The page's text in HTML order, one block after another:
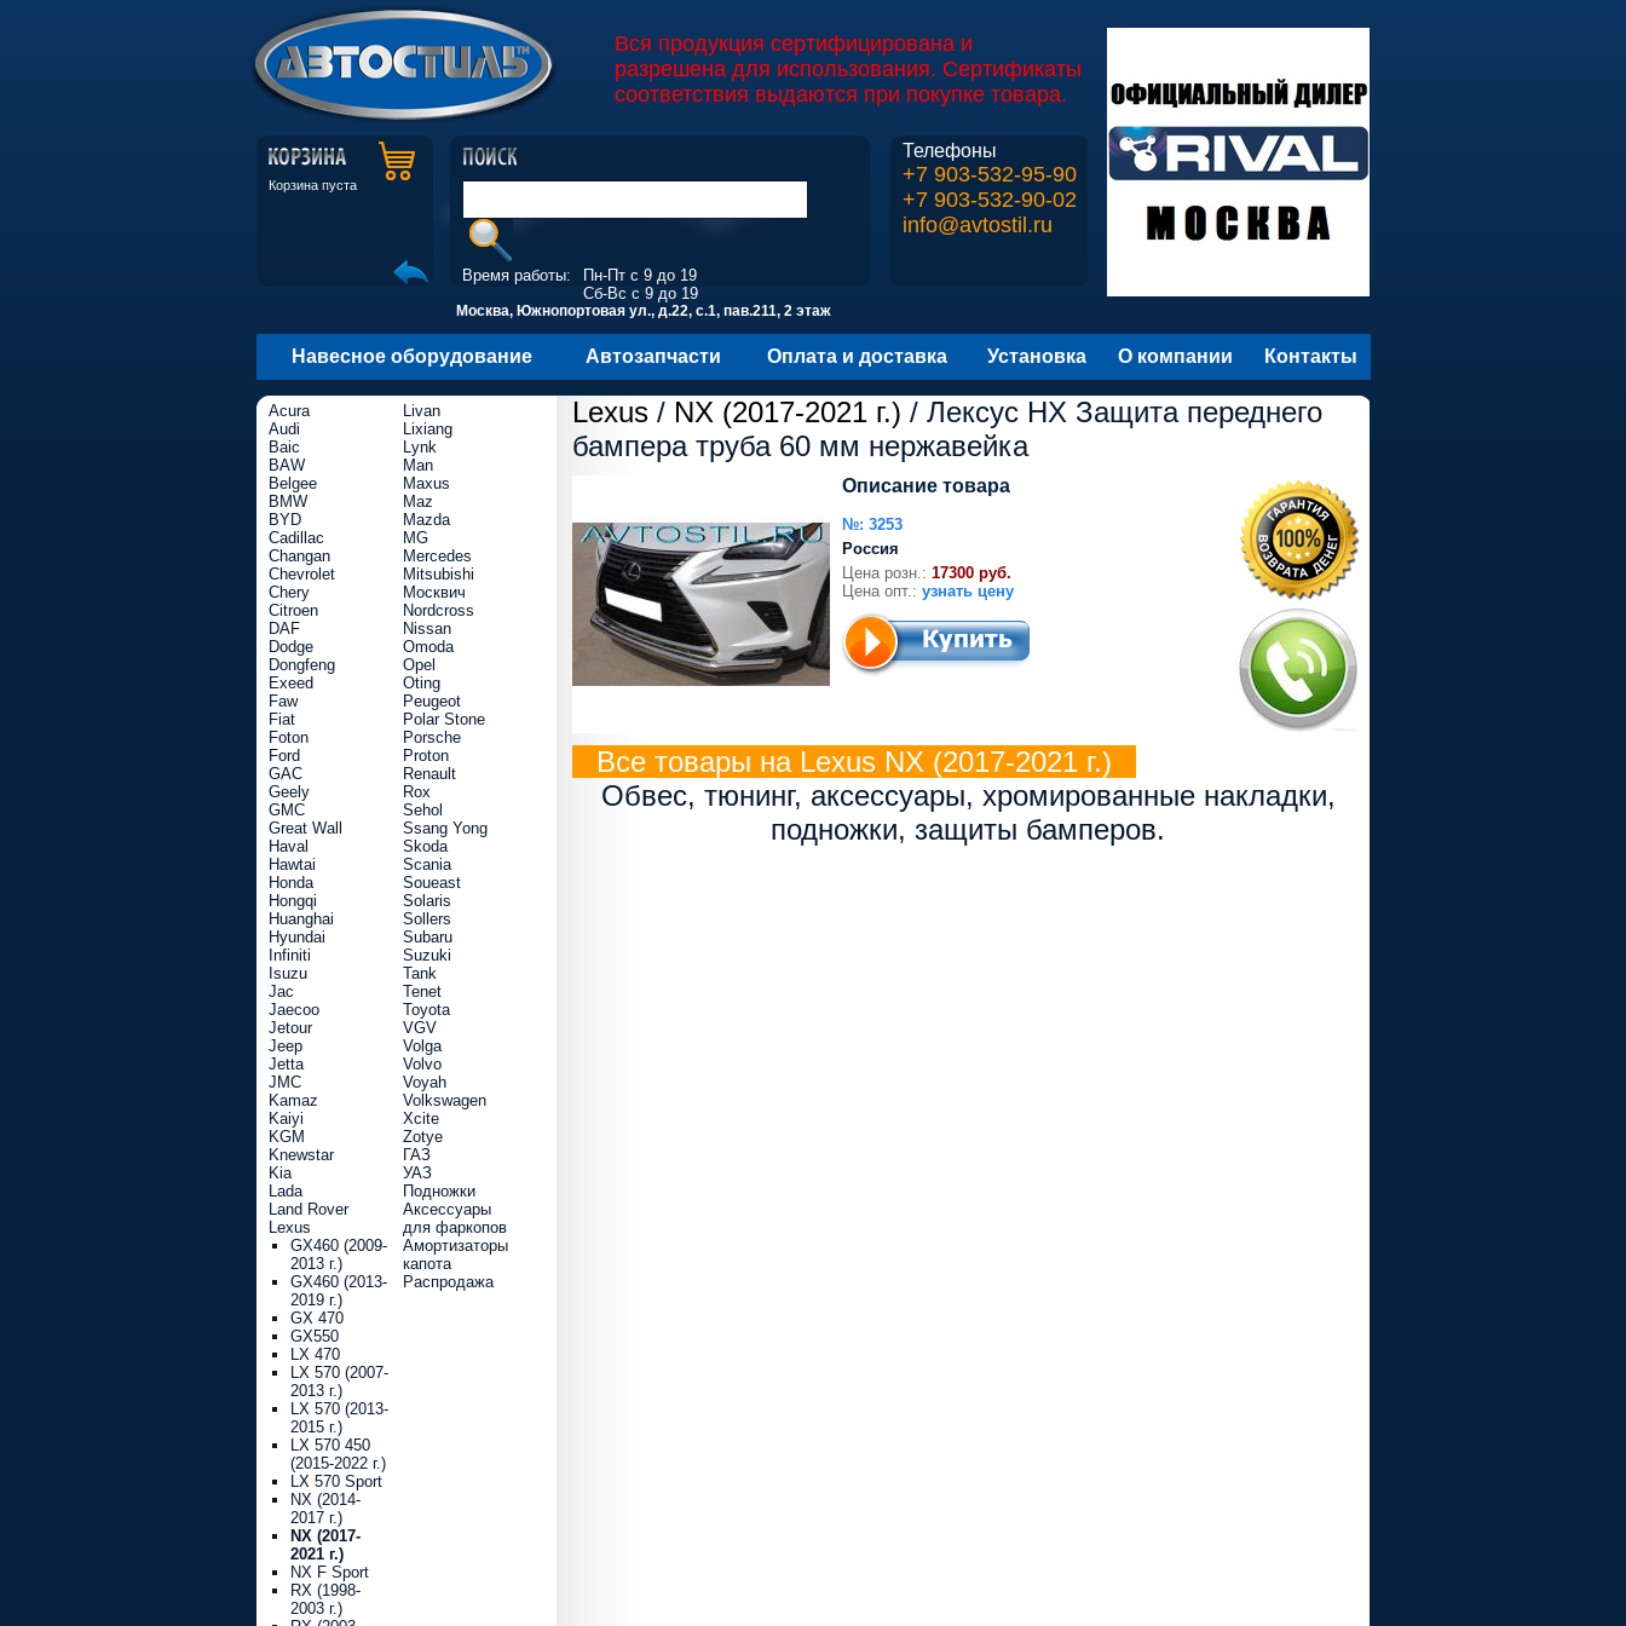
Вся продукция сертифицирована и
разрешена для использования. Сертификаты
соответствия выдаются при покупке товара.
Корзина пуста
Телефоны
+7 903-532-95-90
+7 903-532-90-02
info@avtostil.ru
Время работы:
Пн-Пт с 9 до 19
Сб-Вс с 9 до 19
Москва, Южнопортовая ул., д.22, с.1, пав.211, 2 этаж
Навесное оборудование Автозапчасти Оплата и доставка Установка О компании Контакты
Lexus / NX (2017-2021 г.) / Лексус НХ Защита переднего
бампера труба 60 мм нержавейка
Описание товара
№: 3253
Россия
Цена розн.: 17300 руб.
Цена опт.: узнать цену
Все товары на Lexus NX (2017-2021 г.)
Обвес, тюнинг, аксессуары, хромированные накладки,
подножки, защиты бамперов.
Acura
Audi
Baic
BAW
Belgee
BMW
BYD
Cadillac
Changan
Chevrolet
Chery
Citroen
DAF
Dodge
Dongfeng
Exeed
Faw
Fiat
Foton
Ford
GAC
Geely
GMC
Great Wall
Haval
Hawtai
Honda
Hongqi
Huanghai
Hyundai
Infiniti
Isuzu
Jac
Jaecoo
Jetour
Jeep
Jetta
JMC
Kamaz
Kaiyi
KGM
Knewstar
Kia
Lada
Land Rover
Lexus
GX460 (2009-
2013 г.)
GX460 (2013-
2019 г.)
GX 470
GX550
LX 470
LX 570 (2007-
2013 г.)
LX 570 (2013-
2015 г.)
LX 570 450
(2015-2022 г.)
LX 570 Sport
NX (2014-
2017 г.)
NX (2017-
2021 г.)
NX F Sport
RX (1998-
2003 г.)
Livan
Lixiang
Lynk
Man
Maxus
Maz
Mazda
MG
Mercedes
Mitsubishi
Москвич
Nordcross
Nissan
Omoda
Opel
Oting
Peugeot
Polar Stone
Porsche
Proton
Renault
Rox
Sehol
Ssang Yong
Skoda
Scania
Soueast
Solaris
Sollers
Subaru
Suzuki
Tank
Tenet
Toyota
VGV
Volga
Volvo
Voyah
Volkswagen
Xcite
Zotye
ГАЗ
УАЗ
Подножки
Аксессуары
для фаркопов
Амортизаторы
капота
Распродажа